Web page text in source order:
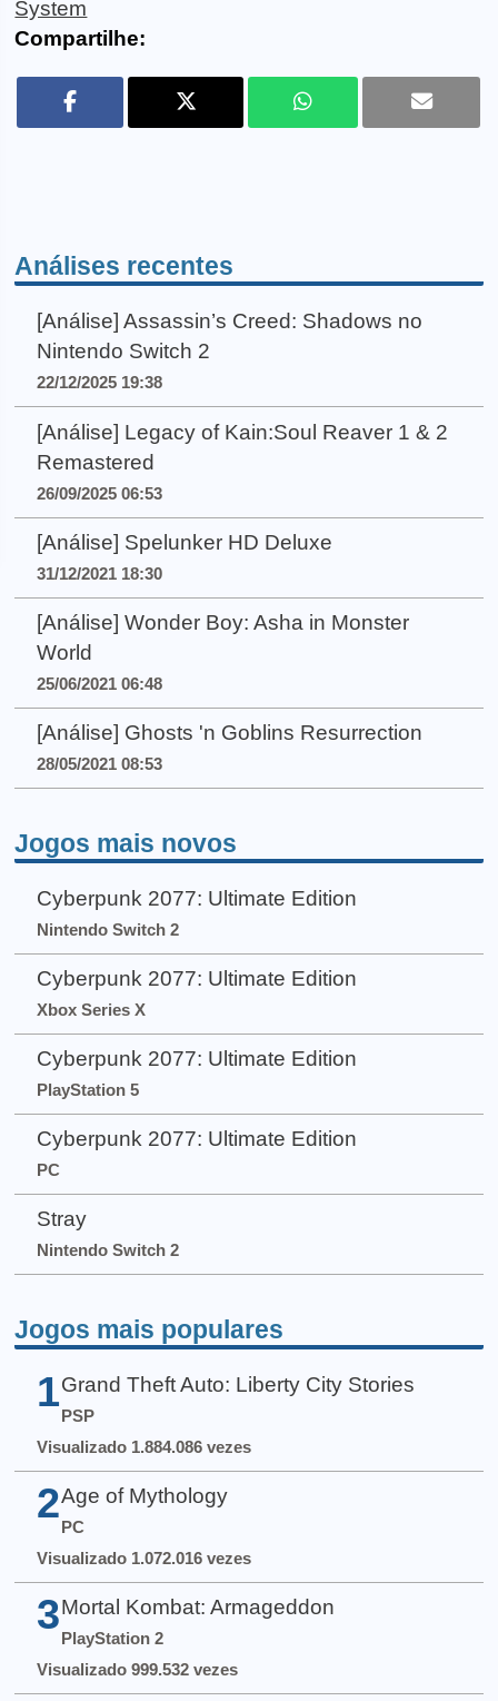
System
Compartilhe:
Análises recentes
[Análise] Assassin’s Creed: Shadows no
Nintendo Switch 2
22/12/2025 19:38
[Análise] Legacy of Kain:Soul Reaver 1 & 2
Remastered
26/09/2025 06:53
[Análise] Spelunker HD Deluxe
31/12/2021 18:30
[Análise] Wonder Boy: Asha in Monster
World
25/06/2021 06:48
[Análise] Ghosts 'n Goblins Resurrection
28/05/2021 08:53
Jogos mais novos
Cyberpunk 2077: Ultimate Edition
Nintendo Switch 2
Cyberpunk 2077: Ultimate Edition
Xbox Series X
Cyberpunk 2077: Ultimate Edition
PlayStation 5
Cyberpunk 2077: Ultimate Edition
PC
Stray
Nintendo Switch 2
Jogos mais populares
1 Grand Theft Auto: Liberty City Stories
PSP
Visualizado 1.884.086 vezes
2 Age of Mythology
PC
Visualizado 1.072.016 vezes
3 Mortal Kombat: Armageddon
PlayStation 2
Visualizado 999.532 vezes